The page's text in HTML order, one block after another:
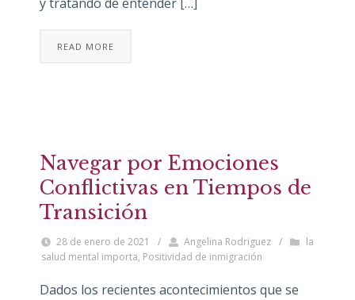
READ MORE
Navegar por Emociones
Conflictivas en Tiempos de
Transición
28 de enero de 2021 / Angelina Rodriguez /
la
salud mental importa, Positividad de inmigración
Dados los recientes acontecimientos que se